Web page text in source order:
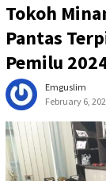
Tokoh
Pantas
Pemilu
Emguslim
February 6,